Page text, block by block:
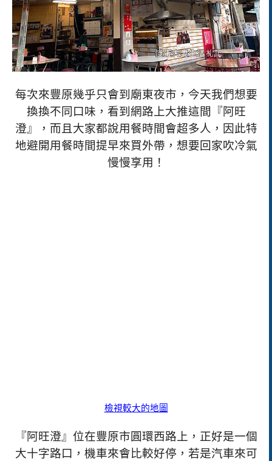
每次來豐原幾乎只會到廟東夜市，今天我們想要
換換不同口味，看到網路上大推這間『阿旺
澄』，而且大家都說用餐時間會超多人，因此特
地避開用餐時間提早來買外帶，想要回家吹冷氣
慢慢享用！
檢視較大的地圖
『阿旺澄』位在豐原市圓環西路上，正好是一個
大十字路口，機車來會比較好停，若是汽車來可